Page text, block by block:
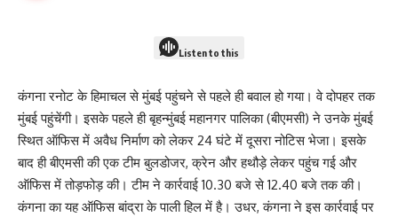
Listen to this
कंगना रनोट के हिमाचल से मुंबई पहुंचने से पहले ही बवाल हो गया। वे दोपहर तक
मुंबई पहुंचेंगी। इसके पहले ही बृहन्मुंबई महानगर पालिका (बीएमसी) ने उनके मुंबई
स्थित ऑफिस में अवैध निर्माण को लेकर 24 घंटे में दूसरा नोटिस भेजा। इसके
बाद ही बीएमसी की एक टीम बुलडोजर, क्रेन और हथौड़े लेकर पहुंच गई और
ऑफिस में तोड़फोड़ की। टीम ने कार्रवाई 10.30 बजे से 12.40 बजे तक की।
कंगना का यह ऑफिस बांद्रा के पाली हिल में है। उधर, कंगना ने इस कार्रवाई पर